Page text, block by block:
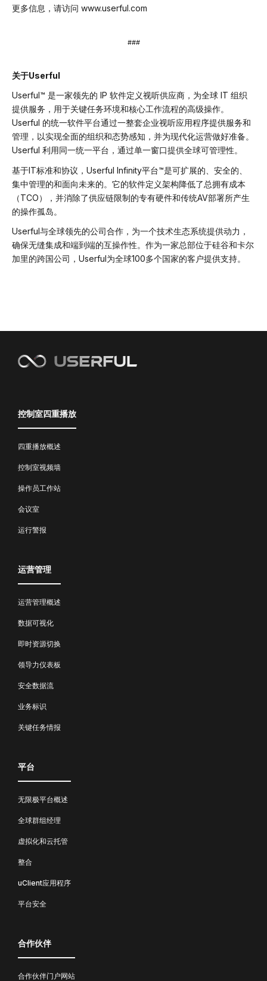
更多信息，请访问 www.userful.com
###
关于Userful
Userful™ 是一家领先的 IP 软件定义视听供应商，为全球 IT 组织
提供服务，用于关键任务环境和核心工作流程的高级操作。
Userful 的统一软件平台通过一整套企业视听应用程序提供服务和
管理，以实现全面的组织和态势感知，并为现代化运营做好准备。
Userful 利用同一统一平台，通过单一窗口提供全球可管理性。
基于IT标准和协议，Userful Infinity平台™是可扩展的、安全的、
集中管理的和面向未来的。它的软件定义架构降低了总拥有成本
（TCO），并消除了供应链限制的专有硬件和传统AV部署所产生
的操作孤岛。
Userful与全球领先的公司合作，为一个技术生态系统提供动力，
确保无缝集成和端到端的互操作性。作为一家总部位于硅谷和卡尔
加里的跨国公司，Userful为全球100多个国家的客户提供支持。
控制室四重播放
四重播放概述
控制室视频墙
操作员工作站
会议室
运行警报
运营管理
运营管理概述
数据可视化
即时资源切换
领导力仪表板
安全数据流
业务标识
关键任务情报
平台
无限极平台概述
全球群组经理
虚拟化和云托管
整合
uClient应用程序
平台安全
合作伙伴
合作伙伴门户网站